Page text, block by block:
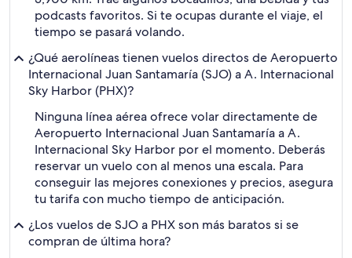
podcasts favoritos. Si te ocupas durante el viaje, el
tiempo se pasará volando.
¿Qué aerolíneas tienen vuelos directos de Aeropuerto
Internacional Juan Santamaría (SJO) a A. Internacional
Sky Harbor (PHX)?
Ninguna línea aérea ofrece volar directamente de
Aeropuerto Internacional Juan Santamaría a A.
Internacional Sky Harbor por el momento. Deberás
reservar un vuelo con al menos una escala. Para
conseguir las mejores conexiones y precios, asegura
tu tarifa con mucho tiempo de anticipación.
¿Los vuelos de SJO a PHX son más baratos si se
compran de última hora?